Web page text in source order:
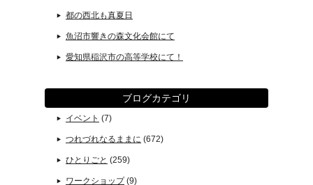
都の西北も真夏日
魚沼市響きの森文化会館にて
愛知県稲沢市の高等学校にて！
ブログカテゴリ
イベント (7)
つれづれなるままに (672)
ひとりごと (259)
ワークショップ(9)